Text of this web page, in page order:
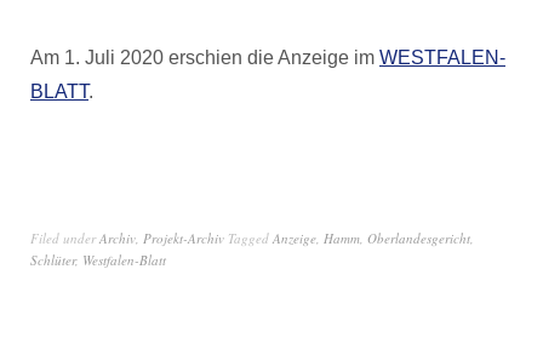
Am 1. Juli 2020 erschien die Anzeige im WESTFALEN-
BLATT.
Filed underArchiv, Projekt-Archiv Tagged Anzeige, Hamm, Oberlandesgericht,
Schlüter, Westfalen-Blatt